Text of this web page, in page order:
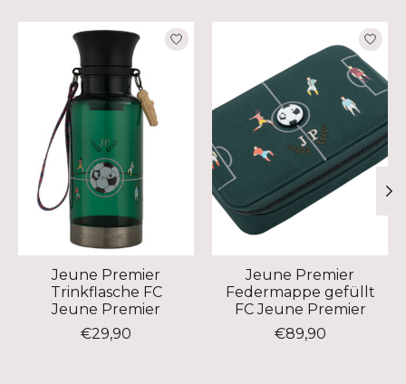
Produkt-Karussell-Artikel
Jeune Premier
Trinkflasche FC
Jeune Premier
€29,90
Jeune Premier
Federmappe gefüllt
FC Jeune Premier
€89,90